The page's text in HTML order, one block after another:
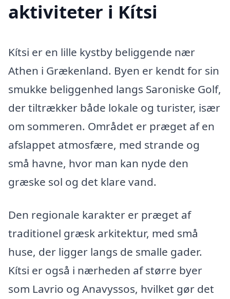
aktiviteter i Kítsi
Kítsi er en lille kystby beliggende nær
Athen i Grækenland. Byen er kendt for sin
smukke beliggenhed langs Saroniske Golf,
der tiltrækker både lokale og turister, især
om sommeren. Området er præget af en
afslappet atmosfære, med strande og
små havne, hvor man kan nyde den
græske sol og det klare vand.
Den regionale karakter er præget af
traditionel græsk arkitektur, med små
huse, der ligger langs de smalle gader.
Kítsi er også i nærheden af større byer
som Lavrio og Anavyssos, hvilket gør det